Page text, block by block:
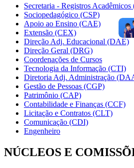
Secretaria - Registros
Sociopedagógico (CSP)
Apoio ao Ensino (CAE)
Extensão (CEX)
Direção Adj. Educacional (DAE)
Direção Geral (DRG)
Coordenações de Cursos
Tecnologia da Informação (CTI)
Diretoria Adj. Administração
Gestão de Pessoas (CGP)
Patrimônio (CAP)
Contabilidade e Finanças (CCF)
Licitação e Contratos (CLT)
Comunicação (CDI)
Engenheiro
NÚCLEOS E